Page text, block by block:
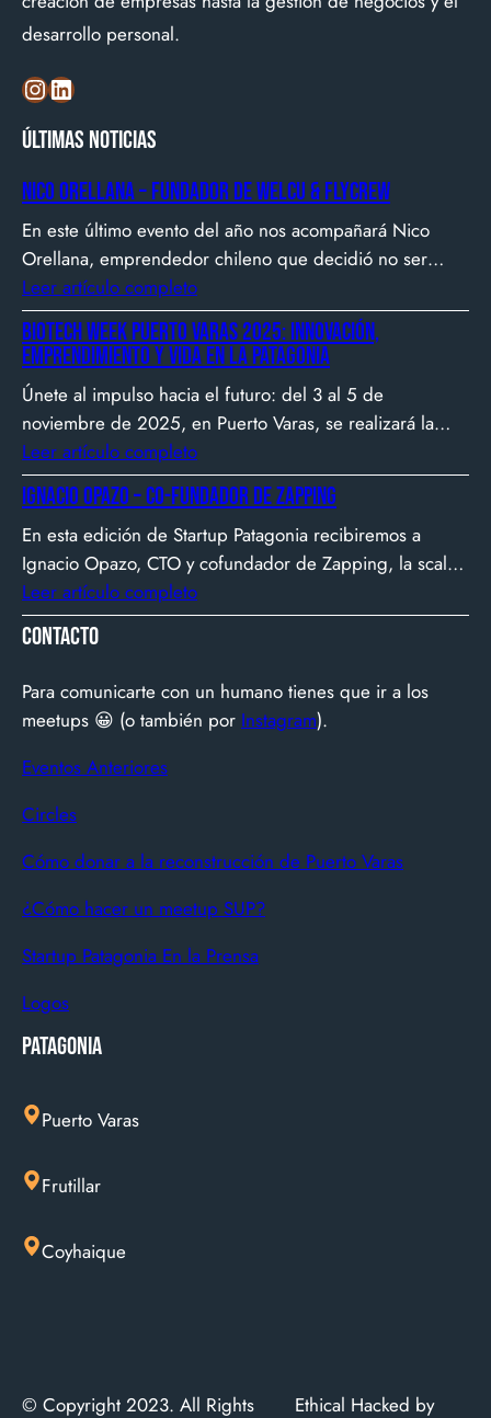
desarrollo personal.
InstagramLinkedIn
Últimas noticias
Nico Orellana – Fundador de Welcu & Flycrew
En este último evento del año nos acompañará Nico
Orellana, emprendedor chileno que decidió no ser
gerente, sino constructor de impacto. Desde que en
2007 fundó Webprendedor (¡un visionario!), evento
que buscó dar visibilidad al emprendimiento
tecnológico en Chile, hasta fundar Welcu, la primera
empresa latinoamericana acelerada por 500 Startups en
Silicon Valley.
Leer artículo completo
Biotech Week Puerto Varas 2025: Innovación,
emprendimiento y vida en la Patagonia
Únete al impulso hacia el futuro: del 3 al 5 de
noviembre de 2025, en Puerto Varas, se realizará la
Biotech Week Puerto Varas 2025 donde la
biotecnología, el emprendimiento y el entorno
patagónico convergen para transformar ideas en
impacto.
Leer artículo completo
Ignacio Opazo – Co-Fundador de Zapping
En esta edición de Startup Patagonia recibiremos a
Ignacio Opazo, CTO y cofundador de Zapping, la scale-
up chilena que está cambiando la manera en que
América Latina ve televisión. ​Zapping nació con una idea
simple y potente: ofrecer una experiencia de TV por
internet fluida, sin decodificadores ni contratos, y hoy
suma más de 600…
Leer artículo completo
Contacto
Para comunicarte con un humano tienes que ir a los
meetups 😀 (o también por Instagram).
Eventos Anteriores
Circles
Cómo donar a la reconstrucción de Puerto Varas
¿Cómo hacer un meetup SUP?
Startup Patagonia En la Prensa
Logos
Patagonia
Puerto Varas
Frutillar
Coyhaique
© Copyright 2023. All Rights
Ethical Hacked by